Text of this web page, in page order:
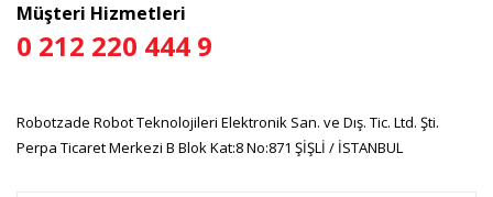
Müşteri Hizmetleri
0 212 220 444 9
Robotzade Robot Teknolojileri Elektronik San. ve Dış. Tic. Ltd. Şti.
Perpa Ticaret Merkezi B Blok Kat:8 No:871 ŞİŞLİ / İSTANBUL